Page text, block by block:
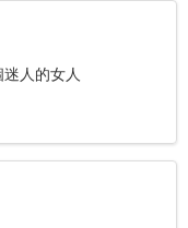
人的女人